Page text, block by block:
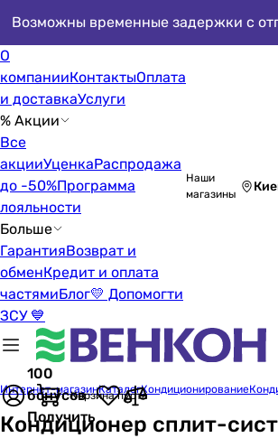
Возможны временные задержки с
О
компанииКонтактыОплата
и доставкаУслуги
% Акции
Все
акцииУценкаРаспродажа
до -50%Программа
лояльности
Больше
ГарантияВозврат и
обменКредит и оплата
частямиБлог💛 Допомогти
ЗСУ 💙
Наши
магазины
100
бонусов
Получить
Корзина пуста
Интернет-магазинКаталогКондиционирование
Кондиционер сплит-